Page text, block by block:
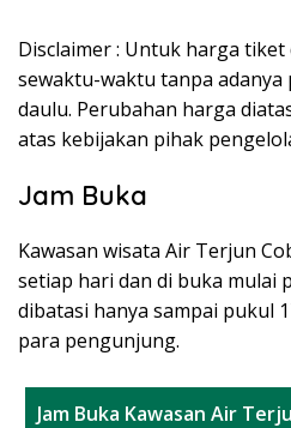
Disclaimer : Untuk harga
sewaktu-waktu tanpa
daulu. Perubahan harga
atas kebijakan pihak
Jam Buka
Kawasan wisata Air Terjun
setiap hari dan di buka mulai
dibatasi hanya sampai pukul
para pengunjung.
Jam Buka Kawasan Air